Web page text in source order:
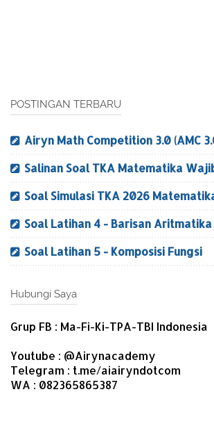
POSTINGAN TERBARU
Airyn Math Competition 3.0 (AMC
Salinan Soal TKA Matematika
Soal Simulasi TKA 2026
Soal Latihan 4 - Barisan Aritmatika
Soal Latihan 5 - Komposisi Fungsi
Hubungi Saya
Grup FB : Ma-Fi-Ki-TPA-TBI Indonesia
Youtube : @Airynacademy
Telegram : t.me/aiairyndotcom
WA : 082365865387